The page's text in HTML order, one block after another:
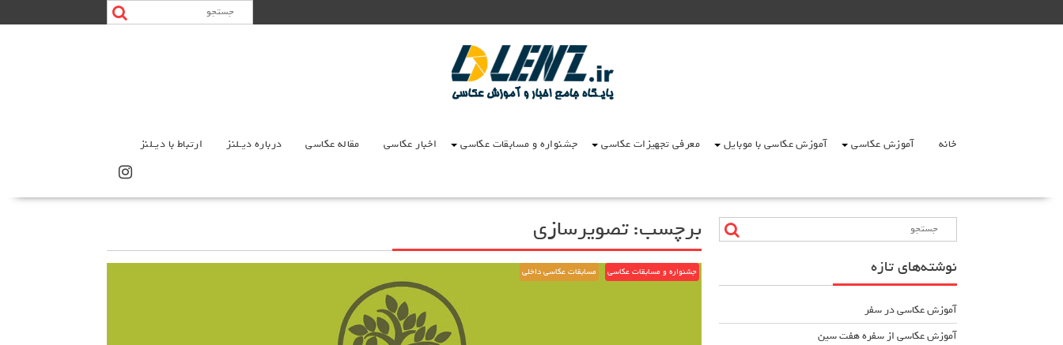
to
خانه آموزش عکاسی آموزش عکاسی با موبایل معرفی تجهیزات عکاسی جشنواره و مسابقات عکاسی اخبار عکاسی مقاله عکاسی درباره دیـلنز ارتباط با دیـلنز
برچسب:تصویرسازی
جشنواره و مسابقات عکاسی مسابقات عکاسی داخلی نوشته‌های تازه
آموزش عکاسی در سفر
آموزش عکاسی از سفره هفت سین